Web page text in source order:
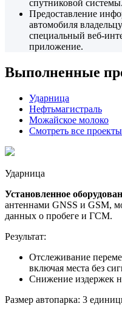
спутниковой системы.
Предоставление
автомобиля
специальный веб-
приложение.
Выполненные
Ударница
Нефтьмагистраль
Можайское молоко
Смотреть все проекты
Ударница
Установленное
антеннами GNSS и GSM,
данных о пробеге и ГСМ.
Результат:
Отслеживание
включая места без
Снижение издержек
Размер автопарка: 3